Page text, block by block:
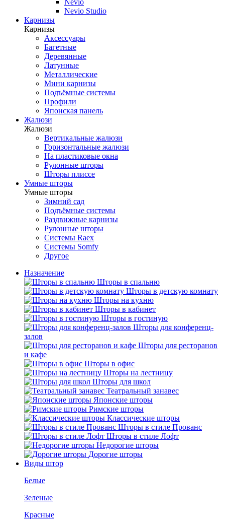
Nevio
Nevio Studio
Карнизы
Карнизы
Аксессуары
Багетные
Деревянные
Латунные
Металлические
Мини карнизы
Подъёмные системы
Профили
Японская панель
Жалюзи
Жалюзи
Вертикальные жалюзи
Горизонтальные жалюзи
На пластиковые окна
Рулонные шторы
Шторы плиссе
Умные шторы
Умные шторы
Зимний сад
Подъёмные системы
Раздвижные карнизы
Рулонные шторы
Системы Raex
Системы Somfy
Другое
Назначение
Шторы в спальню
Шторы в детскую комнату
Шторы на кухню
Шторы в кабинет
Шторы в гостиную
Шторы для конференц-
залов
Шторы для ресторанов
и кафе
Шторы в офис
Шторы на лестницу
Шторы для школ
Театральный занавес
Японские шторы
Римские шторы
Классические шторы
Шторы в стиле Прованс
Шторы в стиле Лофт
Недорогие шторы
Дорогие шторы
Виды штор
Белые
Зеленые
Красные